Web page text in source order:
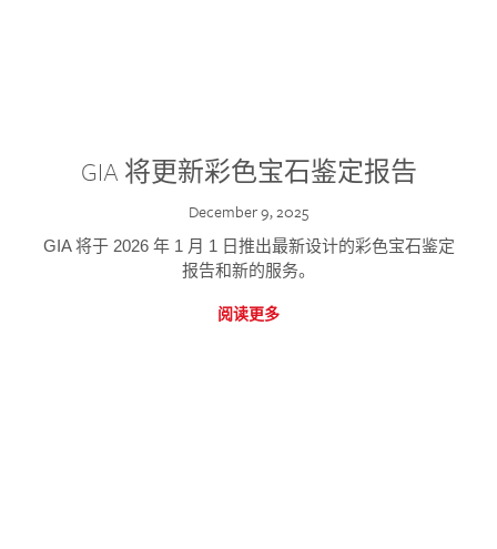
GIA 将更新彩色宝石鉴定报告
December 9, 2025
GIA 将于 2026 年 1 月 1 日推出最新设计的彩色宝石鉴定
报告和新的服务。
阅读更多